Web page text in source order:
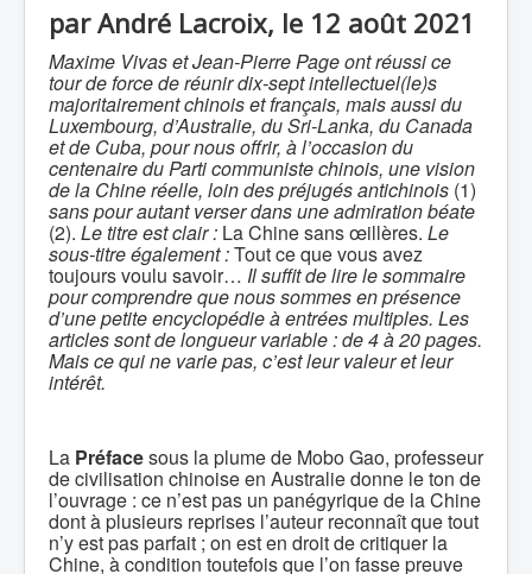
≡
par André Lacroix, le 12 août 2021
Maxime Vivas et Jean-Pierre Page ont réussi ce
tour de force de réunir dix-sept intellectuel(le)s
majoritairement chinois et français, mais aussi du
Luxembourg, d’Australie, du Sri-Lanka, du Canada
et de Cuba, pour nous offrir, à l’occasion du
centenaire du Parti communiste chinois, une vision
de la Chine réelle, loin des préjugés antichinois (1)
sans pour autant verser dans une admiration béate
(2). Le titre est clair : La Chine sans œillères. Le
sous-titre également :Tout ce que vous avez
toujours voulu savoir… Il suffit de lire le sommaire
pour comprendre que nous sommes en présence
d’une petite encyclopédie à entrées multiples. Les
articles sont de longueur variable : de 4 à 20 pages.
Mais ce qui ne varie pas, c’est leur valeur et leur
intérêt.
La Préfacesous la plume de Mobo Gao, professeur
de civilisation chinoise en Australie donne le ton de
l’ouvrage : ce n’est pas un panégyrique de la Chine
dont à plusieurs reprises l’auteur reconnaît que tout
n’y est pas parfait ; on est en droit de critiquer la
Chine, à condition toutefois que l’on fasse preuve